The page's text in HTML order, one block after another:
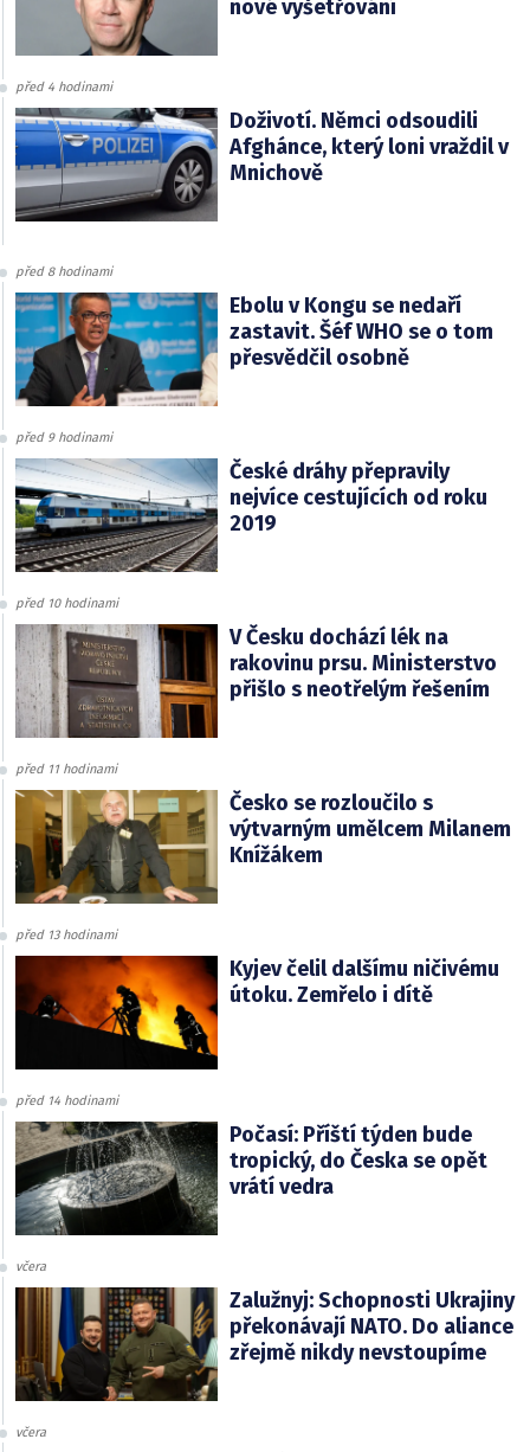
nové vyšetřování
před 4 hodinami
Doživotí. Němci odsoudili
Afghánce, který loni vraždil v
Mnichově
před 8 hodinami
Ebolu v Kongu se nedaří
zastavit. Šéf WHO se o tom
přesvědčil osobně
před 9 hodinami
České dráhy přepravily
nejvíce cestujících od roku
2019
před 10 hodinami
V Česku dochází lék na
rakovinu prsu. Ministerstvo
přišlo s neotřelým řešením
před 11 hodinami
Česko se rozloučilo s
výtvarným umělcem Milanem
Knížákem
před 13 hodinami
Kyjev čelil dalšímu ničivému
útoku. Zemřelo i dítě
před 14 hodinami
Počasí: Příští týden bude
tropický, do Česka se opět
vrátí vedra
včera
Zalužnyj: Schopnosti Ukrajiny
překonávají NATO. Do aliance
zřejmě nikdy nevstoupíme
včera